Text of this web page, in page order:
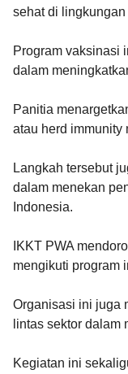
sehat di
Program vaksinasi
dalam
Panitia
atau herd immunity
Langkah tersebut
dalam menekan
Indonesia.
IKKT PWA
mengikuti program
Organisasi ini juga
lintas sektor dalam
Kegiatan ini